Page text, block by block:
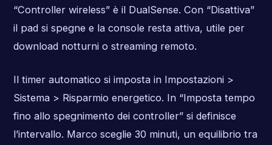
“Controller wireless” è il DualSense. Con “Disattiva”
il pad si spegne e la console resta attiva, utile per
download notturni o streaming remoto.
Il timer automatico si imposta in Impostazioni >
Sistema > Risparmio energetico. In “Imposta tempo
fino allo spegnimento dei controller” si definisce
l’intervallo. Marco sceglie 30 minuti, un equilibrio tra